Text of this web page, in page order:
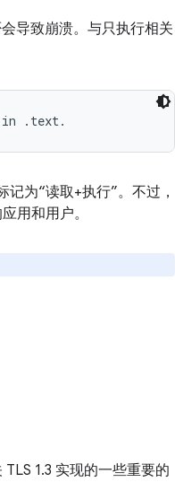
导致崩溃。与只执行相关
记为“读取+执行”。不过，
用和用户。
1.3 实现的一些重要的